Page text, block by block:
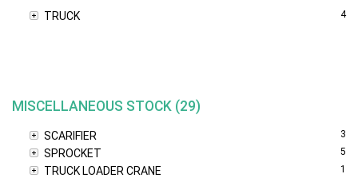
TRUCK 4
MISCELLANEOUS STOCK (29)
SCARIFIER 3
SPROCKET 5
TRUCK LOADER CRANE 1